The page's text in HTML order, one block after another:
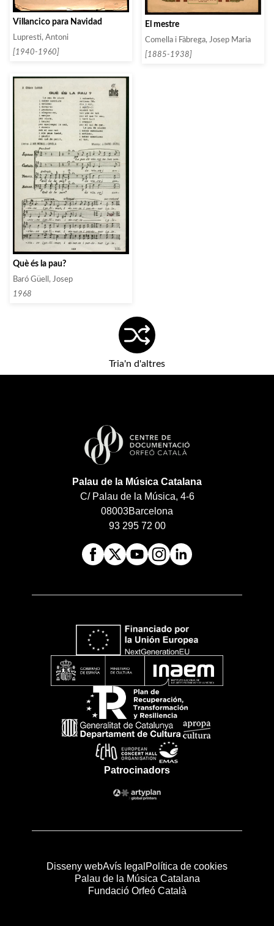
Villancico para Navidad
Lupresti, Antoni
[1940-1960]
El mestre
Comella i Fàbrega, Josep Maria
[1885-1938]
Què és la pau?
Baró Güell, Josep
1968
Tria'n d'altres
Palau de la Música Catalana
C/ Palau de la Música, 4-6
08003Barcelona
93 295 72 00
Patrocinadors
Disseny webAvís legal Política de cookies
Palau de la Música Catalana
Fundació Orfeó Català